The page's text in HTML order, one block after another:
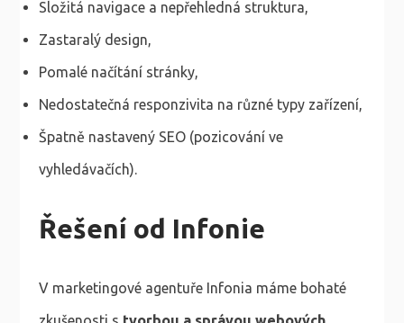
Složitá navigace a nepřehledná struktura,
Zastaralý design,
Pomalé načítání stránky,
Nedostatečná responzivita na různé typy zařízení,
Špatně nastavený SEO (pozicování ve
vyhledávačích).
Řešení od Infonie
V marketingové agentuře Infonia máme bohaté